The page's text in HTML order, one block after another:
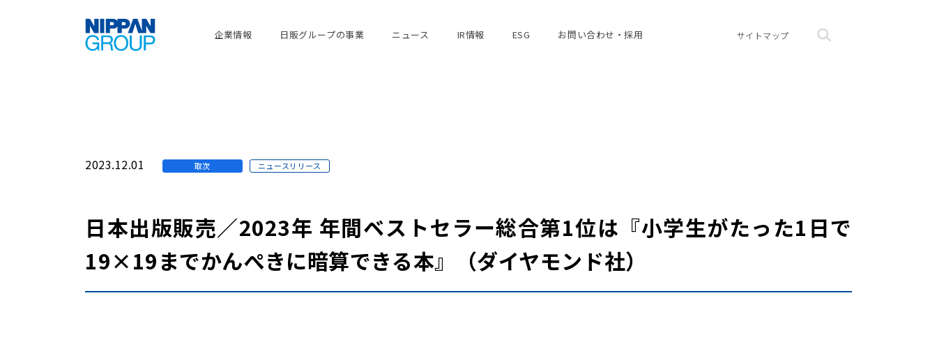
企業情報 日販グループの事業 ニュース IR情報 ESG お問い合わせ・採用 サイトマップ
2023.12.01 取次 ニュースリリース
日本出版販売／2023年 年間ベストセラー総合第1位は『小学生がたった1日で
19×19までかんぺきに暗算できる本』（ダイヤモンド社）